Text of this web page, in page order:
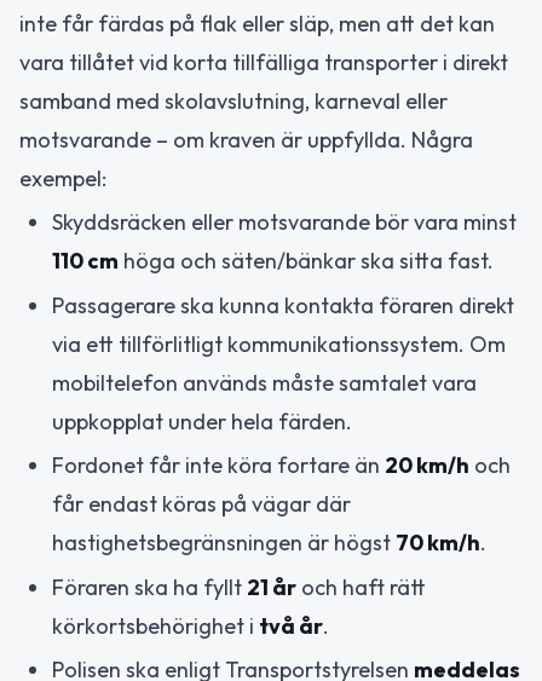
inte får färdas på flak eller släp, men att det kan
vara tillåtet vid korta tillfälliga transporter i direkt
samband med skolavslutning, karneval eller
motsvarande – om kraven är uppfyllda. Några
exempel:
Skyddsräcken eller motsvarande bör vara minst
110 cm höga och säten/bänkar ska sitta fast.
Passagerare ska kunna kontakta föraren direkt
via ett tillförlitligt kommunikationssystem. Om
mobiltelefon används måste samtalet vara
uppkopplat under hela färden.
Fordonet får inte köra fortare än 20 km/h och
får endast köras på vägar där
hastighetsbegränsningen är högst 70 km/h.
Föraren ska ha fyllt 21 år och haft rätt
körkortsbehörighet i två år.
Polisen ska enligt Transportstyrelsen meddelas